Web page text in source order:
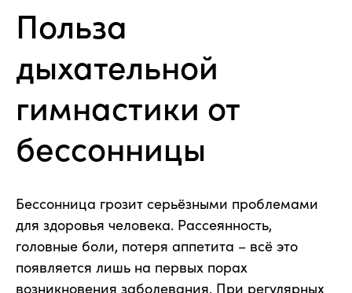
Польза
дыхательной
гимнастики от
бессонницы
Бессонница грозит серьёзными проблемами
для здоровья человека. Рассеянность,
головные боли, потеря аппетита – всё это
появляется лишь на первых порах
возникновения заболевания. При регулярных